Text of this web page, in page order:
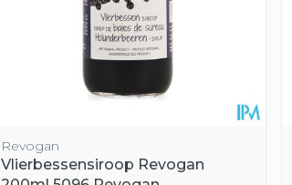
Revogan
Vlierbessensiroop Revogan